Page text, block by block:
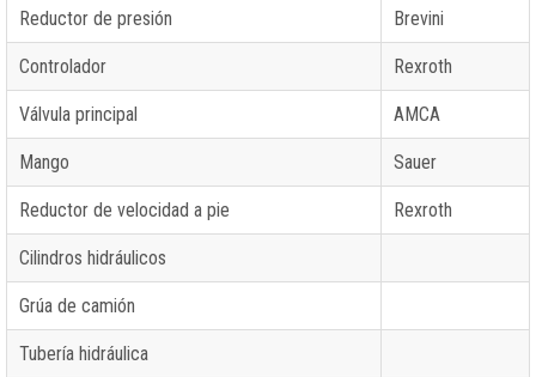
Reductor de presión Brevini
Controlador Rexroth
Válvula principal AMCA
Mango Sauer
Reductor de velocidad a pie Rexroth
Cilindros hidráulicos
Grúa de camión
Tubería hidráulica